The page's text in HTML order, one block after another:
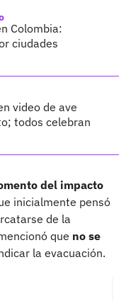
Colombia:
ciudades
video de ave
todos celebran
del impacto
inicialmente pensó
de la
que no se
la evacuación.